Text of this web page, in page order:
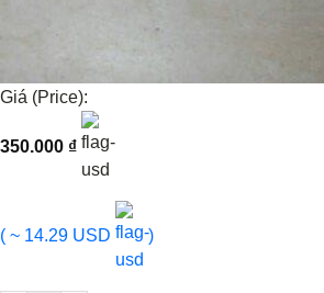
Giá (Price):
350.000 ₫
( ~ 14.29 USD )